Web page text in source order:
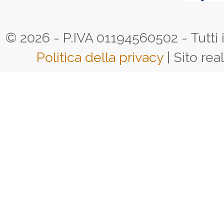
© 2026 - P.IVA 01194560502 -
Politica della privacy | Sito